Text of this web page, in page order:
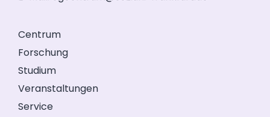
Centrum
Forschung
Studium
Veranstaltungen
Service